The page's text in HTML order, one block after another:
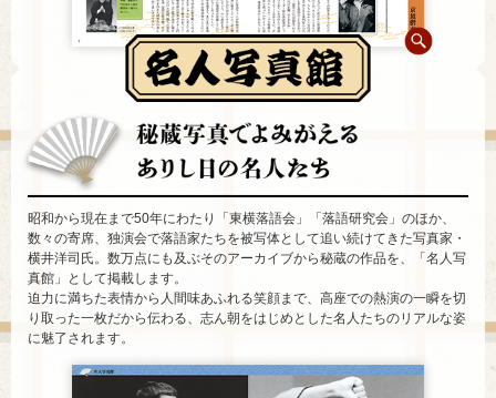
昭和から現在まで50年にわたり「東横落語会」「落語研究会」のほか、
数々の寄席、独演会で落語家たちを被写体として追い続けてきた写真家・
横井洋司氏。数万点にも及ぶそのアーカイブから秘蔵の作品を、「名人写
真館」として掲載します。
迫力に満ちた表情から人間味あふれる笑顔まで、高座での熱演の一瞬を切
り取った一枚だから伝わる、志ん朝をはじめとした名人たちのリアルな姿
に魅了されます。